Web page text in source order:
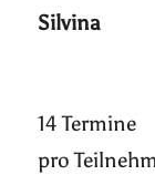
Silvina
14 Termine
pro